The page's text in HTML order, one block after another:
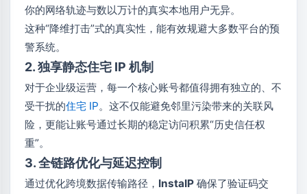
你的网络轨迹与数以万计的真实本地用户无异。
这种“降维打击”式的真实性，能有效规避大多数平台的预
警系统。
2. 独享静态住宅 IP 机制
对于企业级运营，每一个核心账号都值得拥有独立的、不
受干扰的住宅 IP。这不仅能避免邻里污染带来的关联风
险，更能让账号通过长期的稳定访问积累“历史信任权
重”。
3. 全链路优化与延迟控制
通过优化跨境数据传输路径， InstaIP 确保了验证码交